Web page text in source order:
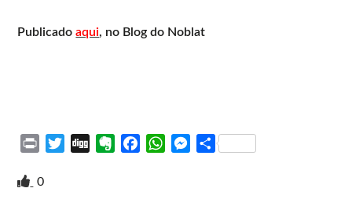
Publicadoaqui, no Blog do Noblat
i
D
W
M
S
0